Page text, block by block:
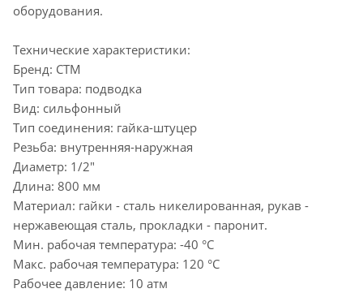
оборудования.
Технические характеристики:
Бренд: CTM
Тип товара: подводка
Вид: сильфонный
Тип соединения: гайка-штуцер
Резьба: внутренняя-наружная
Диаметр: 1/2"
Длина: 800 мм
Материал: гайки - сталь никелированная, рукав -
нержавеющая сталь, прокладки - паронит.
Мин. рабочая температура: -40 °С
Макс. рабочая температура: 120 °С
Рабочее давление: 10 атм